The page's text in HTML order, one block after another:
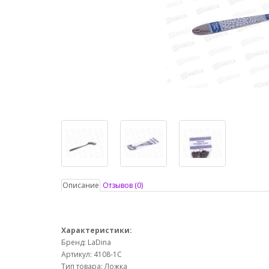
Описание Отзывов (0)
Характеристики:
Бренд: LaDina
Артикул: 4108-1С
Тип товара: Ложка